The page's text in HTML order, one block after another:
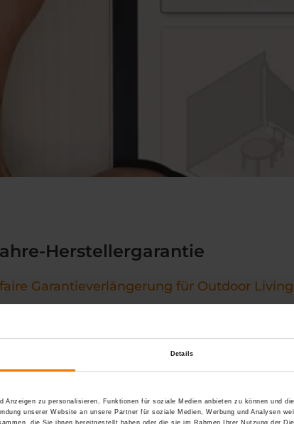
Details
Anzeigen zu personalisieren, Funktionen für soziale Medien anbieten zu können und
unserer Website an unsere Partner für soziale Medien, Werbung und Analysen
die Sie ihnen bereitgestellt haben oder die sie im Rahmen Ihrer Nutzung der
Herstellergarantie
Garantieverlängerung für Outdoor
WAREMA Produkte stehen für Langlebigkeit,
einzigartigen kostenfreien 5-Jahre-
Was Sie dafür tun müssen? Einfach ihr Produkt auf
darüber finden sie hier »